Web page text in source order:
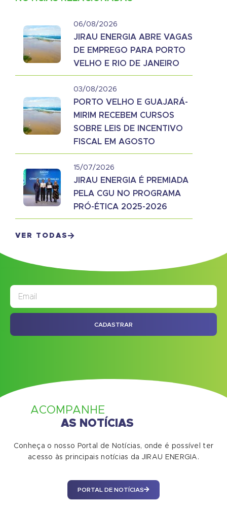
06/08/2026
JIRAU ENERGIA ABRE VAGAS
DE EMPREGO PARA PORTO
VELHO E RIO DE JANEIRO
03/08/2026
PORTO VELHO E GUAJARÁ-
MIRIM RECEBEM CURSOS
SOBRE LEIS DE INCENTIVO
FISCAL EM AGOSTO
15/07/2026
JIRAU ENERGIA É PREMIADA
PELA CGU NO PROGRAMA
PRÓ-ÉTICA 2025-2026
VER TODAS
CADASTRAR
ACOMPANHE
AS NOTÍCIAS
Conheça o nosso Portal de Notícias, onde é possível ter
acesso às principais notícias da JIRAU ENERGIA.
PORTAL DE NOTÍCIAS